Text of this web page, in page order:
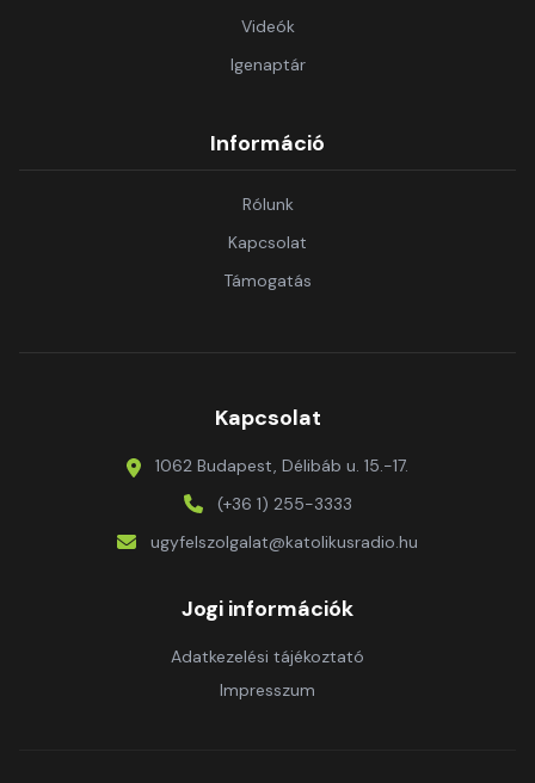
Videók
Igenaptár
Információ
Rólunk
Kapcsolat
Támogatás
Kapcsolat
1062 Budapest, Délibáb u. 15.-17.
(+36 1) 255-3333
ugyfelszolgalat@katolikusradio.hu
Jogi információk
Adatkezelési tájékoztató
Impresszum